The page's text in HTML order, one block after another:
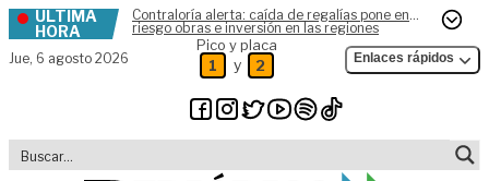
Skip to content
ÚLTIMA
HORA
Contraloría alerta: caída de regalías pone en
riesgo obras e inversión en las regiones
Jue, 6 agosto 2026
Pico y placa
1 y 2 Enlaces rápidos